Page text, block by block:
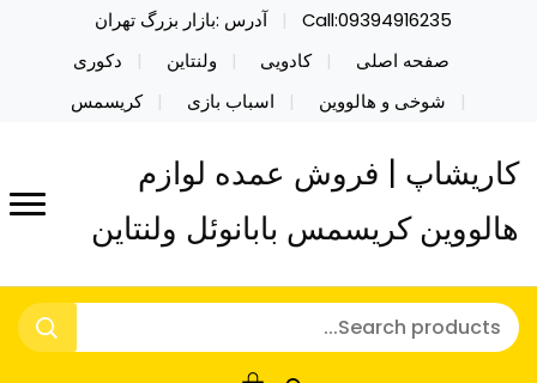
Call:09394916235
آدرس :بازار بزرگ تهران
صفحه اصلی
کادویی ولنتاین
دکوری
شوخی و هالووین
اسباب بازی کریسمس
کاریشاپ | فروش عمده لوازم
هالووین کریسمس بابانوئل ولنتاین